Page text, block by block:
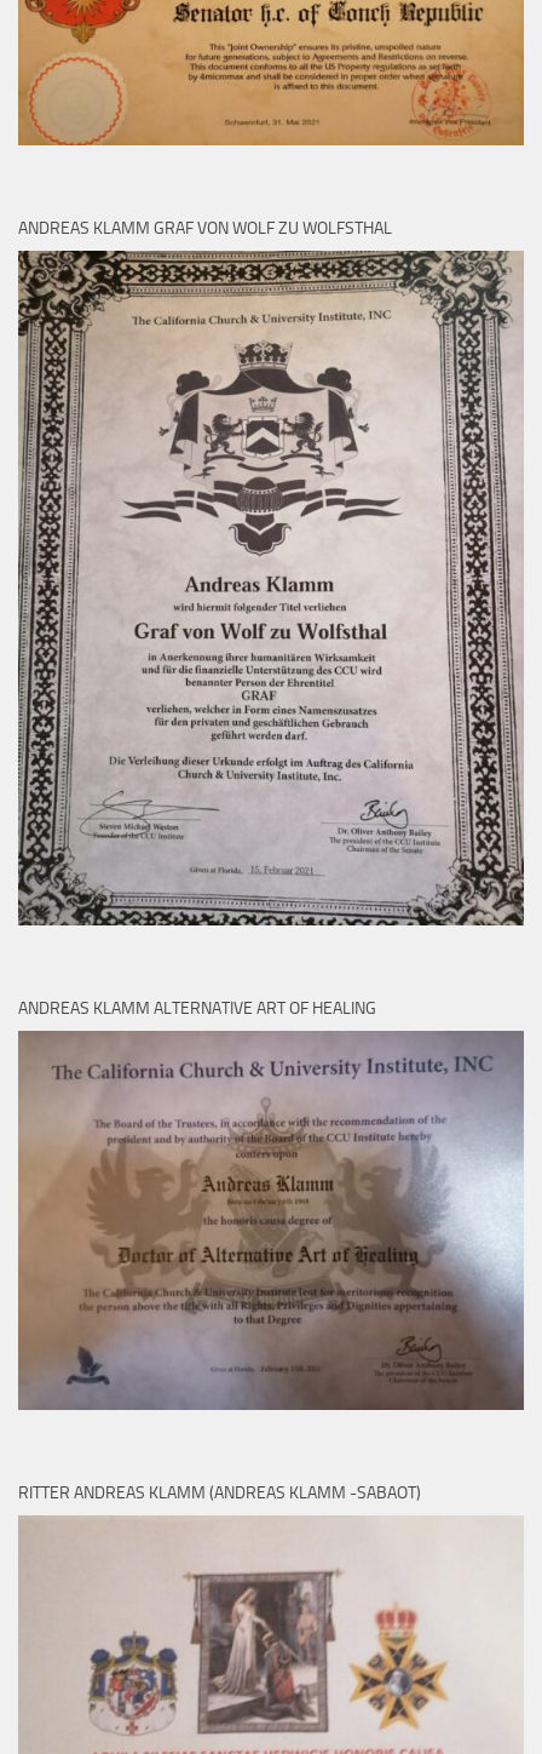
ANDREAS KLAMM GRAF VON WOLF ZU WOLFSTHAL
ANDREAS KLAMM ALTERNATIVE ART OF HEALING
RITTER ANDREAS KLAMM (ANDREAS KLAMM -SABAOT)